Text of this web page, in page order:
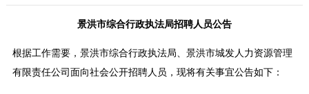
景洪市综合行政执法局招聘人员公告
根据工作需要，景洪市综合行政执法局、景洪市城发人力资源管理
有限责任公司面向社会公开招聘人员，现将有关事宜公告如下：